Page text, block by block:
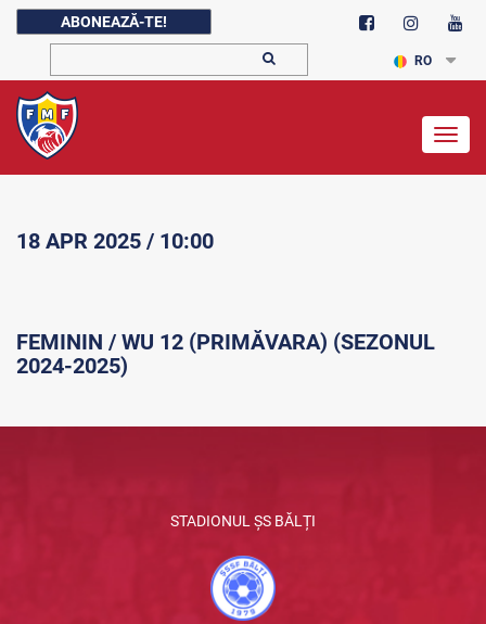
ABONEAZĂ-TE!
RO
18 APR 2025 / 10:00
FEMININ / WU 12 (PRIMĂVARA) (SEZONUL
2024-2025)
STADIONUL ȘS BĂLȚI